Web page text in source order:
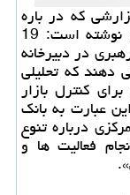
كه در باره
متهمان پرونده بانك مركزی منتشر نموده، نوشته است: 19
رهبری در دبیرخانه
دهند كه تحلیلی
انتها 9 پیشنهاد برای كنترل بازار
با این عبارت به بانك
درباره تنوع
فعالیت ها و